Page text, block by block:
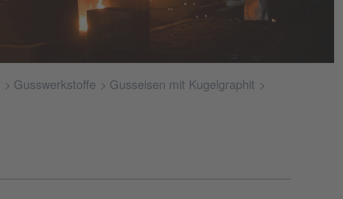
Gusswerkstoffe
Gusseisen mit Kugelgraphit